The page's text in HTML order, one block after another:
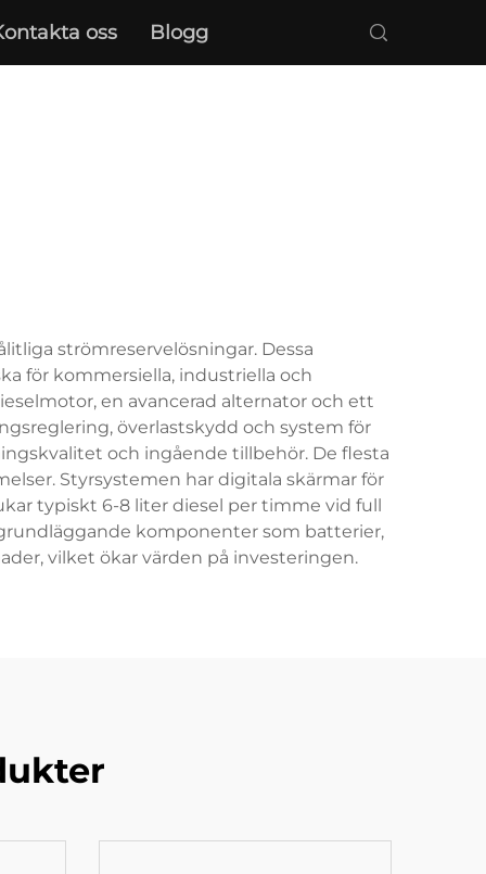
oss Blogg
strömreservelösningar. Dessa
för kommersiella, industriella och
en avancerad alternator och ett
överlastskydd och system för
och ingående tillbehör. De flesta
Styrsystemen har digitala skärmar för
typiskt 6-8 liter diesel per timme vid full
komponenter som batterier,
vilket ökar värden på investeringen.